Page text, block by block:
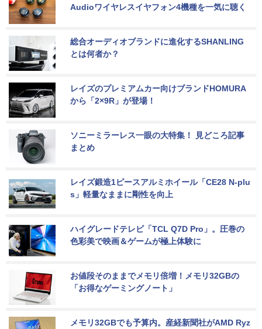
Audioワイヤレスイヤフォン4機種を一気に聴く
総合オーディオブランドに進化するSHANLING
とは何者か？
レイズのプレミアムカー向けブランドHOMURA
から「2×9R」が登場！
ソニーミラーレス一眼の大特集！ 見どころ記事
まとめ
レイズ鍛造1ピースアルミホイール「CE28 N-plu
s」軽量なままに剛性を向上
ハイグレードテレビ「TCL Q7D Pro」。圧巻の
色彩美で映画＆ゲームが極上体験に
お値段そのままでメモリ倍増！メモリ32GBの
「お得なゲーミングノート」
メモリ32GBでも予算内。産経新聞社がAMD Ryz